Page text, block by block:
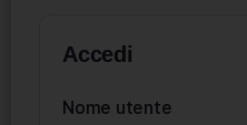
Accedi
Nome utente